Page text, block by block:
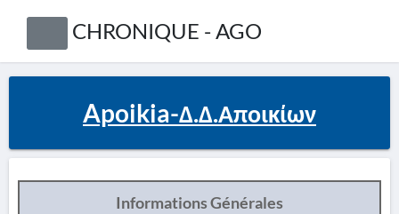
CHRONIQUE - AGO
Apoikia-Δ.Δ.Αποικίων
Informations Générales